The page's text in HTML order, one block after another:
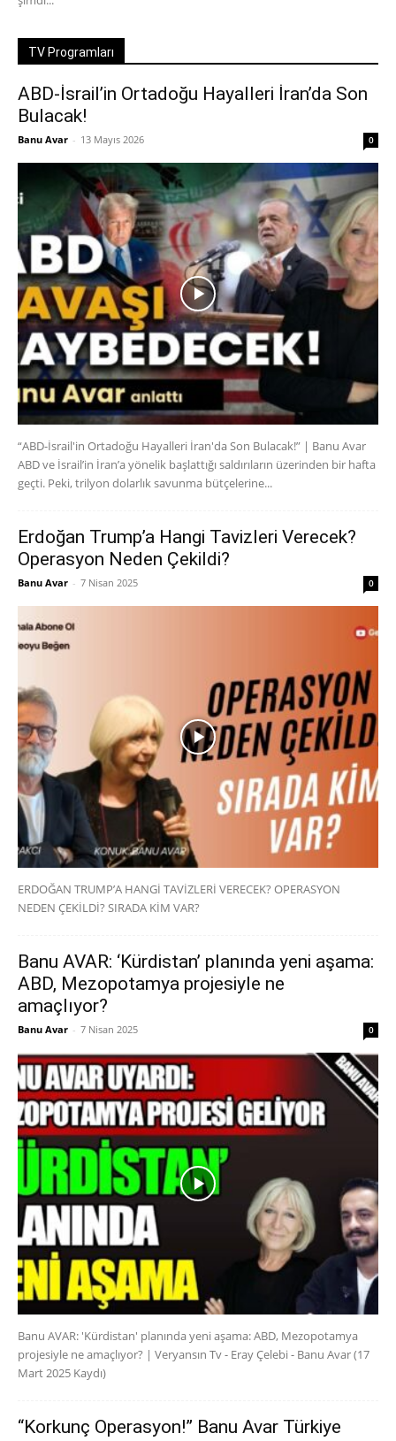
TV Programları
ABD-İsrail’in Ortadoğu Hayalleri İran’da Son
Bulacak!
Banu Avar - 13 Mayıs 2026 0
“ABD-İsrail'in Ortadoğu Hayalleri İran'da Son Bulacak!” | Banu Avar
ABD ve İsrail’in İran’a yönelik başlattığı saldırıların üzerinden bir hafta
geçti. Peki, trilyon dolarlık savunma bütçelerine...
Erdoğan Trump’a Hangi Tavizleri Verecek?
Operasyon Neden Çekildi?
Banu Avar - 7 Nisan 2025 0
ERDOĞAN TRUMP’A HANGİ TAVİZLERİ VERECEK? OPERASYON
NEDEN ÇEKİLDİ? SIRADA KİM VAR?
Banu AVAR: ‘Kürdistan’ planında yeni aşama:
ABD, Mezopotamya projesiyle ne
amaçlıyor?
Banu Avar - 7 Nisan 2025 0
Banu AVAR: 'Kürdistan' planında yeni aşama: ABD, Mezopotamya
projesiyle ne amaçlıyor? | Veryansın Tv - Eray Çelebi - Banu Avar (17
Mart 2025 Kaydı)
“Korkunç Operasyon!” Banu Avar Türkiye